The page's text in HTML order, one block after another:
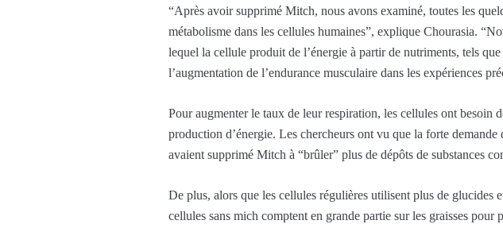
“Après avoir supprimé Mitch, nous avons examiné, toutes les
métabolisme dans les cellules humaines”, explique Chourasia.
lequel la cellule produit de l’énergie à partir de nutriments, tels
l’augmentation de l’endurance musculaire dans les expériences
Pour augmenter le taux de leur respiration, les cellules ont besoin
production d’énergie. Les chercheurs ont vu que la forte
avaient supprimé Mitch à “brûler” plus de dépôts de substances
De plus, alors que les cellules régulières utilisent plus de glucides
cellules sans mich comptent en grande partie sur les graisses